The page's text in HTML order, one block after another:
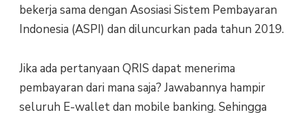
bekerja sama dengan Asosiasi Sistem Pembayaran
Indonesia (ASPI) dan diluncurkan pada tahun 2019.
Jika ada pertanyaan QRIS dapat menerima
pembayaran dari mana saja? Jawabannya hampir
seluruh E-wallet dan mobile banking. Sehingga